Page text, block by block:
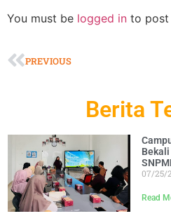
You must be logged in to post
PREVIOUS
Berita
Bekali
07/25/
Read